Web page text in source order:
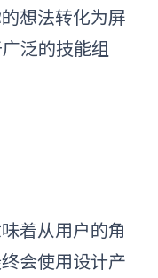
想法转化为屏
泛的技能组
着从用户的角
会使用设计产